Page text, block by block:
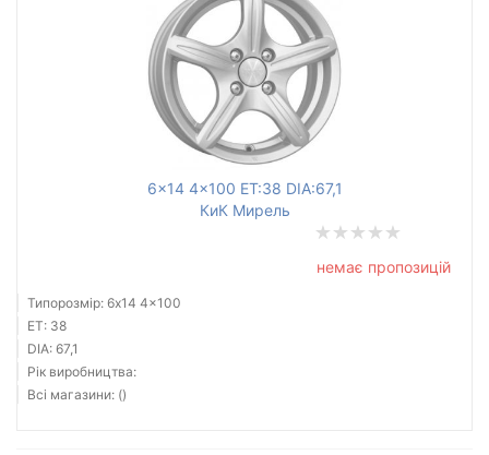
6x14 4x100 ET:38 DIA:67,1
КиК Мирель
немає пропозицій
Типорозмір: 6x14 4x100
ET: 38
DIA: 67,1
Рік виробництва:
Всі магазини: ()